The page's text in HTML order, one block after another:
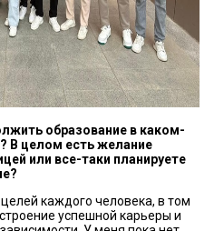
образование в каком-
В целом есть желание
или все-таки планируете
каждого человека, в том
успешной карьеры и